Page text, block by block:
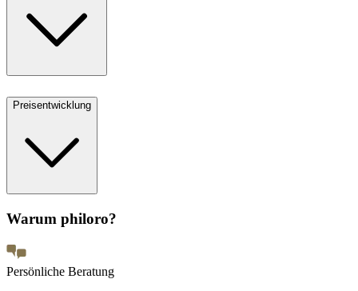
Preisentwicklung
Warum philoro?
Persönliche Beratung